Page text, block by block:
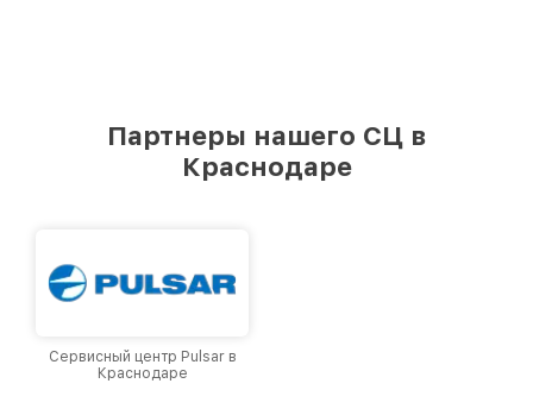
Партнеры нашего СЦ в
Краснодаре
Сервисный центр Pulsar в
Краснодаре